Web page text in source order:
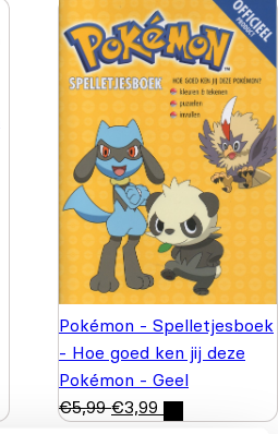
Pokémon - Spelletjesboek
- Hoe goed ken jij deze
Pokémon - Geel
€5,99 €3,99